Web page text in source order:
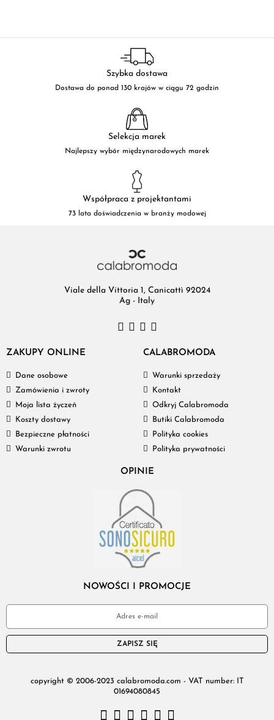
Szybka dostawa
Dostawa do ponad 130 krajów w ciągu 72 godzin
Selekcja marek
Najlepszy wybór międzynarodowych marek
Współpraca z projektantami
73 lata doświadczenia w branży modowej
Viale della Vittoria 1, Canicattì 92024
Ag - Italy
ZAKUPY ONLINE
Dane osobowe
Zamówienia i zwroty
Moja lista życzeń
Koszty dostawy
Bezpieczne płatności
Warunki zwrotu
CALABROMODA
Warunki sprzedaży
Kontakt
Odkryj Calabromoda
Butiki Calabromoda
Polityka cookies
Polityka prywatności
OPINIE
NOWOŚCI I PROMOCJE
ZAPISZ SIĘ
copyright © 2006-2023 calabromoda.com - VAT number: IT
01694080845